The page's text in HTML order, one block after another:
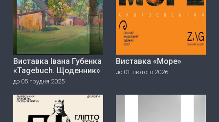
Виставка Івана Губенка
«Tagebuch. Щоденник»
до 05 грудня 2025
Виставка «Море»
до 01 лютого 2026